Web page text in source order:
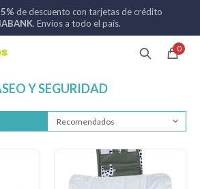
de descuento con tarjetas de crédito
. Envíos a todo el país.
0
Y SEGURIDAD
Recomendados
MI CUENTA
ingresos